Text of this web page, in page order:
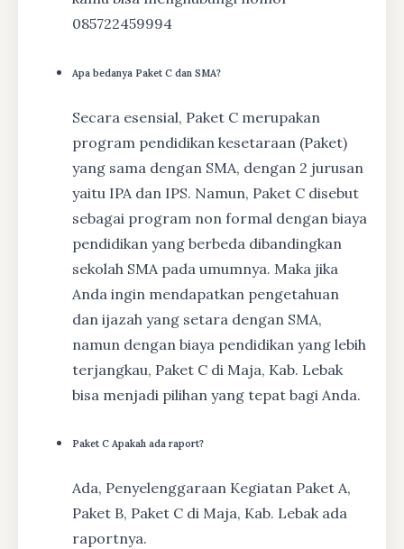
085722459994
Apa bedanya Paket C dan SMA?
Secara esensial, Paket C merupakan
program pendidikan kesetaraan (Paket)
yang sama dengan SMA, dengan 2 jurusan
yaitu IPA dan IPS. Namun, Paket C disebut
sebagai program non formal dengan biaya
pendidikan yang berbeda dibandingkan
sekolah SMA pada umumnya. Maka jika
Anda ingin mendapatkan pengetahuan
dan ijazah yang setara dengan SMA,
namun dengan biaya pendidikan yang lebih
terjangkau, Paket C di Maja, Kab. Lebak
bisa menjadi pilihan yang tepat bagi Anda.
Paket C Apakah ada raport?
Ada, Penyelenggaraan Kegiatan Paket A,
Paket B, Paket C di Maja, Kab. Lebak ada
raportnya.